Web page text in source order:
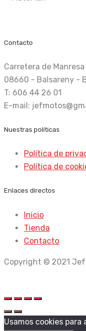
Contacto
Carretera de
08660 - Balsareny -
T: 606 44 26 01
E-mail:
Nuestras políticas
Política de
Política de
Enlaces directos
Inicio
Tienda
Contacto
Copyright © 2021
Usamos cookies